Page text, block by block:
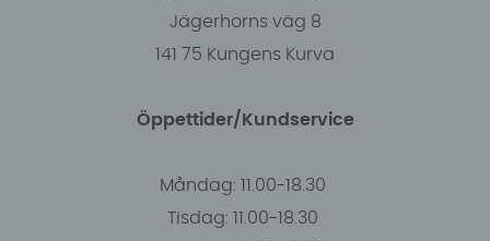
Jägerhorns väg 8
141 75 Kungens Kurva
Öppettider/Kundservice
Måndag: 11.00-18.30
Tisdag: 11.00-18.30